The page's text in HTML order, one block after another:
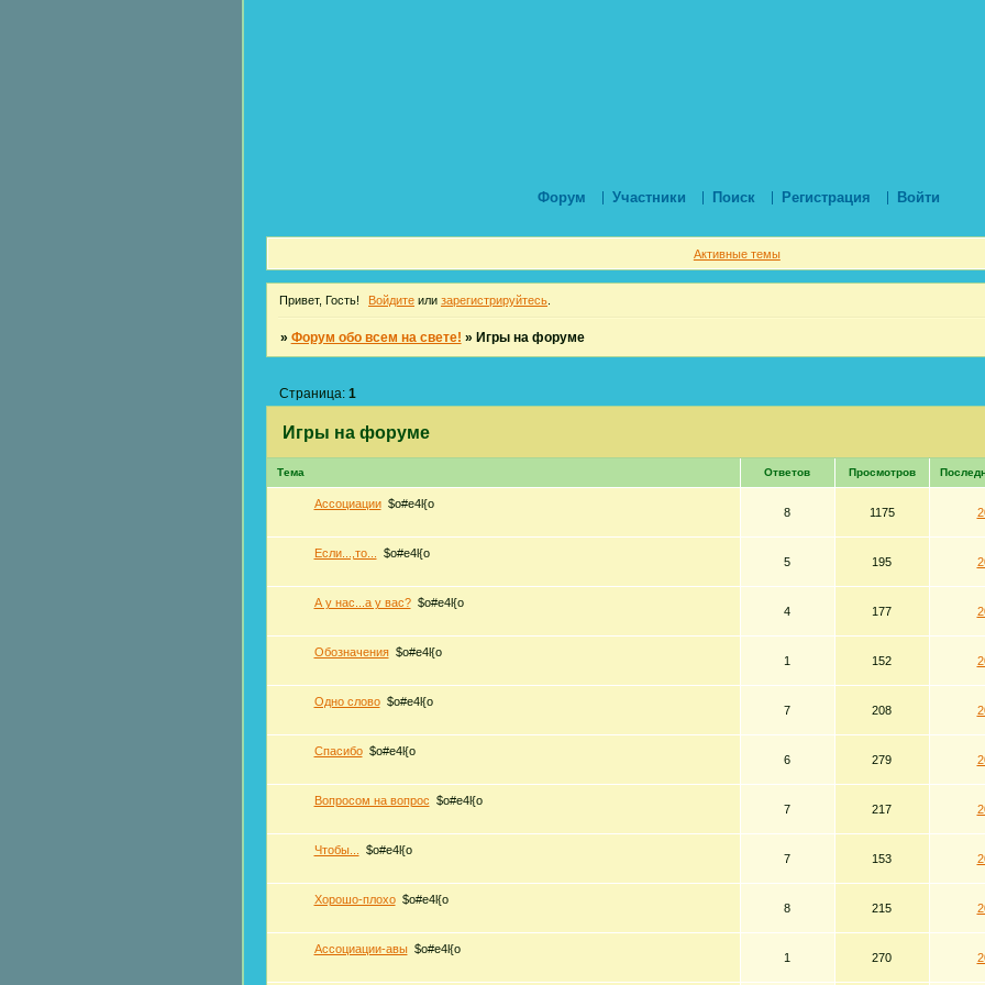
Форум Участники Поиск Регистрация Войти
Активные темы
Привет, Гость! Войдите или зарегистрируйтесь
» Форум обо всем на свете! » Игры на форуме
Игры на форуме
Страница: 1
Тема Ответов Просмотров
Ассоциации $o#e4l{o
8 1175
Если...,то... $o#e4l{o
5 195
А у нас...а у вас? $o#e4l{o
4 177
Обозначения $o#e4l{o
1 152
Одно слово $o#e4l{o
7 208
Спасибо $o#e4l{o
6 279
Вопросом на вопрос $o#e4l{o
7 217
Чтобы... $o#e4l{o
7 153
Хорошо-плохо $o#e4l{o
8 215
Ассоциации-авы $o#e4l{o
1 270